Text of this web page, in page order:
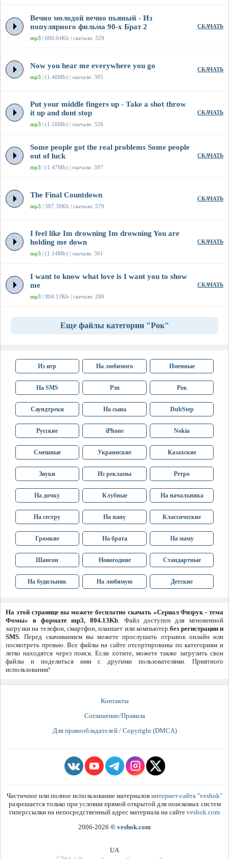
Вечно молодой вечно пьяный - Из
популярного фильма 90-х Брат 2
mp3 | 600.04Kb | скачали: 329
СКАЧАТЬ
Now you hear me everywhere you go
mp3 | (1.46Mb) | скачали: 305
СКАЧАТЬ
Put your middle fingers up - Take a shot throw
it up and dont stop
mp3 | (1.16Mb) | скачали: 326
СКАЧАТЬ
Some people got the real problems Some people
out of luck
mp3 | (1.47Mb) | скачали: 397
СКАЧАТЬ
The Final Countdown
mp3 | 387.39Kb | скачали: 579
СКАЧАТЬ
I feel like Im drowning Im drowning You are
holding me down
mp3 | (1.14Mb) | скачали: 361
СКАЧАТЬ
I want to know what love is I want you to show
me
mp3 | 804.13Kb | скачали: 280
СКАЧАТЬ
Еще файлы категории "Рок"
Из игр На любимого Именные
На SMS Рэп Рок
Саундтреки На сына DubStep
Русские iPhone Nokia
Смешные Украинские Казахские
Звуки Из рекламы Ретро
На дочку Клубные На начальника
На сестру На папу Классические
Громкие На брата На маму
Шансон Новогодние Стандартные
На будильник На любимую Детские
На этой странице вы можете бесплатно скачать «Сериал Физрук - тема
Фомы» в формате mp3, 804.13Kb. Файл доступен для мгновенной
загрузки на телефон, смартфон, планшет или компьютербез регистрации и
SMS. Перед скачиванием вы можете прослушать отрывок онлайн или
посмотреть превью. Все файлы на сайте отсортированы по категориям и
легко находятся через поиск. Если хотите, можете также загрузить свои
файлы и поделиться ими с другими пользователями. Приятного
использования!
Контакты
Соглашение/Правила
Для правообладателей / Copyright (DMCA)
Частичное или полное использование материалов интернет-сайта "veshok"
разрешается только при условии прямой открытой для поисковых систем
гиперссылки на непосредственный адрес материала на сайте veshok.com
2006-2026 © veshok.com
UA